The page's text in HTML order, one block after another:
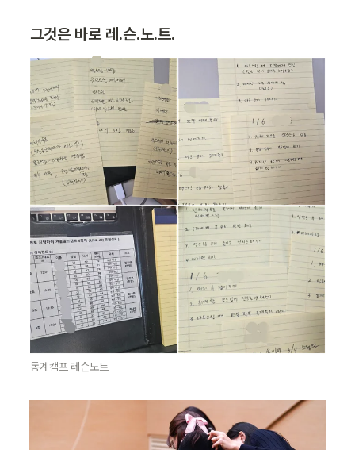
그것은 바로 레.슨.노.트.
동계캠프 레슨노트